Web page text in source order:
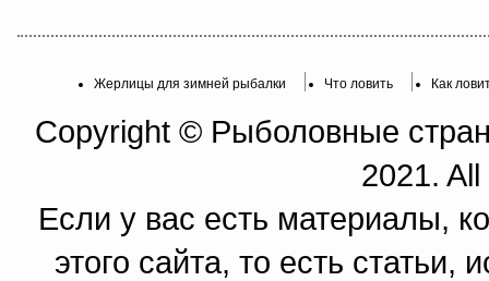
Жерлицы для зимней рыбалки Что ловить Как
Copyright © Рыболовные
2021.
Если у вас есть материалы,
этого сайта, то есть